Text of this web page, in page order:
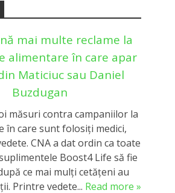
mai multe reclame la
alimentare în care apar
Maticiuc sau Daniel
Buzdugan
măsuri contra campaniilor la
în care sunt folosiţi medici,
CNA a dat ordin ca toate
Boost4 Life să fie
ce mai mulți cetățeni au
Printre vedete... Read more »